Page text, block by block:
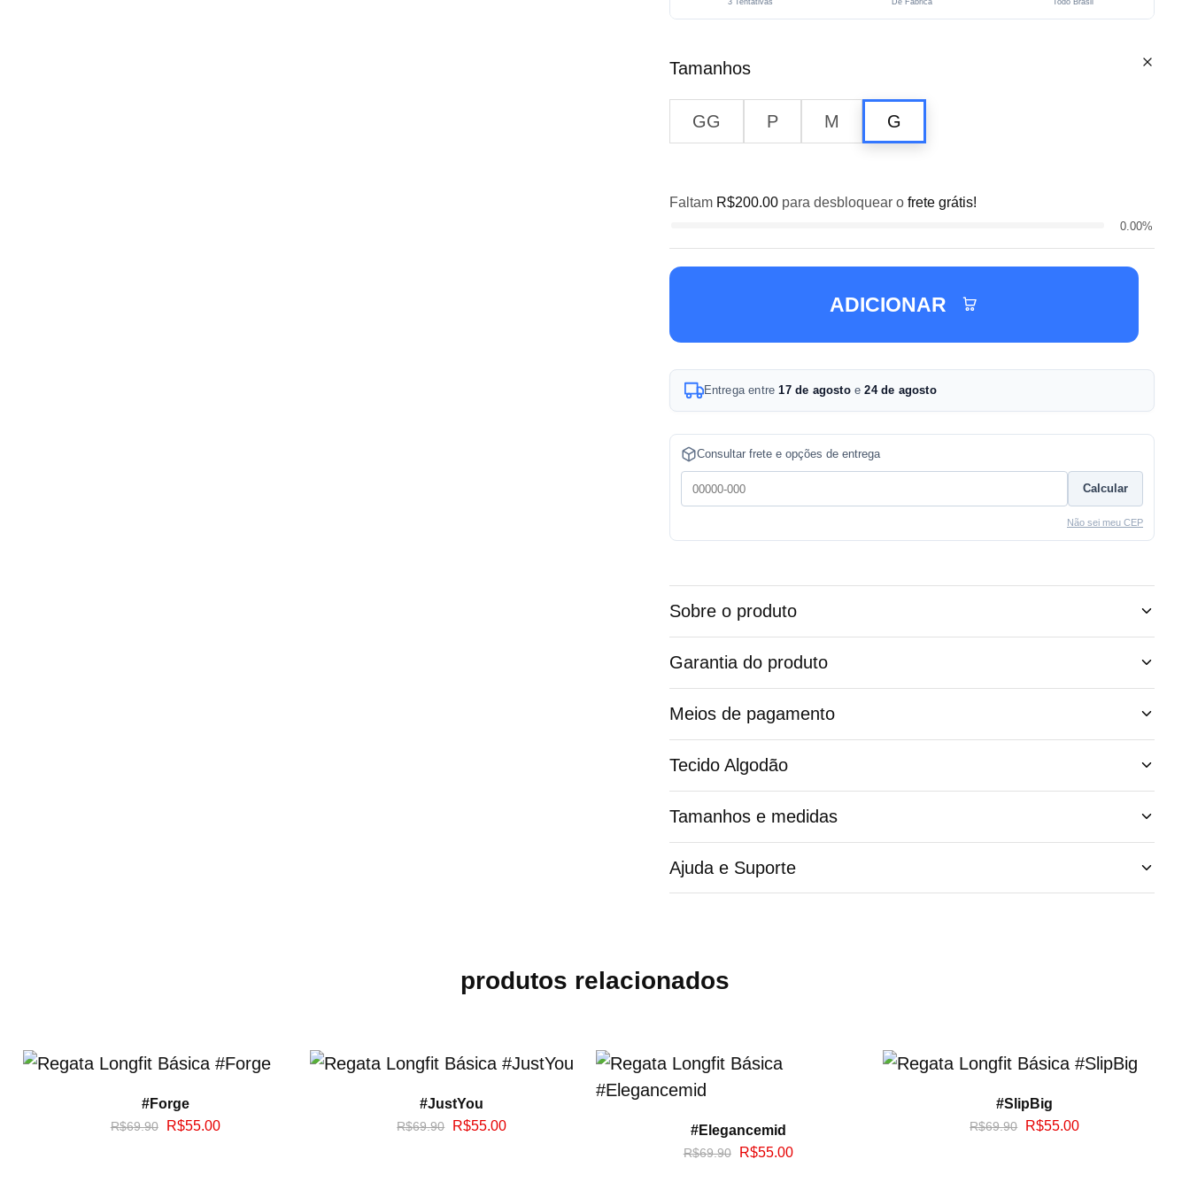
3 Tentativas De Fábrica Todo Brasil
Tamanhos
GG P M G
Faltam R$200.00para desbloquear ofrete grátis!
0.00%
ADICIONAR
A
i
v
e
:
Entrega entre17 de agostoe24 de agosto
Consultar frete e opções de entrega
Calcular
Não sei meu CEP
Sobre o produto
Garantia do produto
Meios de pagamento
Tecido Algodão
Tamanhos e medidas
Ajuda e Suporte
produtos relacionados
#Forge
R$69.90 R$55.00
#JustYou
R$69.90 R$55.00 #Elegancemid
R$69.90 R$55.00
#SlipBig
R$69.90 R$55.00